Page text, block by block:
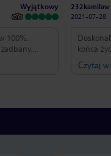
Wyjątkowy
100%.
232kamilaw
2021-07-28
końca
wszyscy
ekipa
nadzieje
Czytaj